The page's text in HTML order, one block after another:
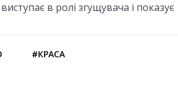
в ролі згущувача і показує
#КРАСА